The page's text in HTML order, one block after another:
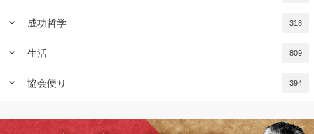
keyboard_arrow_down 成功哲学 318
keyboard_arrow_down 生活 809
keyboard_arrow_down 協会便り 394